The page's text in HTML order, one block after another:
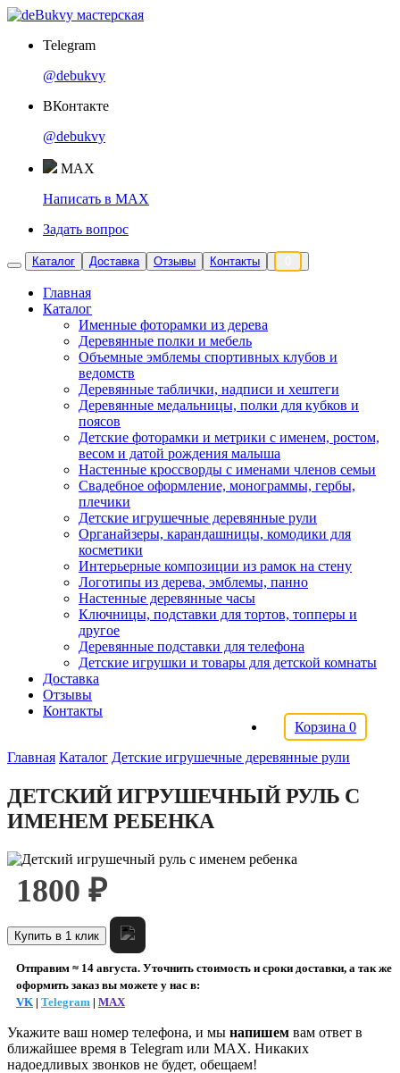
Telegram
@debukvy
ВКонтакте
@debukvy
MAX
Написать в MAX
Задать вопрос
Каталог Доставка Отзывы Контакты
Главная
Каталог
Именные фоторамки из дерева
Деревянные полки и мебель
Объемные эмблемы спортивных клубов и
ведомств
Деревянные таблички, надписи и хештеги
Деревянные медальницы, полки для кубков и
поясов
Детские фоторамки и метрики с именем, ростом,
весом и датой рождения малыша
Настенные кроссворды с именами членов семьи
Свадебное оформление, монограммы, гербы,
плечики
Детские игрушечные деревянные рули
Органайзеры, карандашницы, комодики для
косметики
Интерьерные композиции из рамок на стену
Логотипы из дерева, эмблемы, панно
Настенные деревянные часы
Ключницы, подставки для тортов, топперы и
другое
Деревянные подставки для телефона
Детские игрушки и товары для детской комнаты
Доставка
Отзывы
Контакты
Корзина 0
Главная Каталог Детские игрушечные деревянные рули
ДЕТСКИЙ ИГРУШЕЧНЫЙ РУЛЬ С
ИМЕНЕМ РЕБЕНКА
1800 ₽
Купить в 1 клик
Отправим ≈ 14 августа. Уточнить стоимость и сроки доставки, а так же
оформить заказ вы можете у нас в:
VK | Telegram | MAX
Укажите ваш номер телефона, и мы напишем вам ответ в
ближайшее время в Telegram или MAX. Никаких
надоедливых звонков не будет, обещаем!